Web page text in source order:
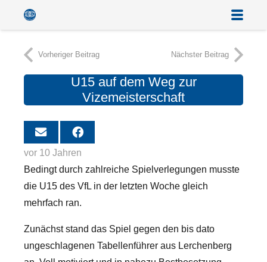
Vorheriger Beitrag Nächster Beitrag
U15 auf dem Weg zur
Vizemeisterschaft
vor 10 Jahren
Bedingt durch zahlreiche Spielverlegungen musste
die U15 des VfL in der letzten Woche gleich
mehrfach ran.
Zunächst stand das Spiel gegen den bis dato
ungeschlagenen Tabellenführer aus Lerchenberg